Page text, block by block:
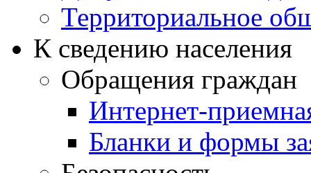
Территориальное
К сведению населения
Обращения граждан
Интернет-
Бланки и формы